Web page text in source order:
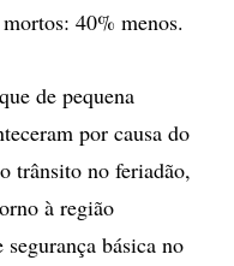
40% menos.
de pequena
por causa do
trânsito no feriadão,
à região
básica no